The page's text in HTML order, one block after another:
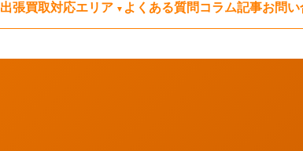
出張買取対応エリア よくある質問 コラム記事お問い